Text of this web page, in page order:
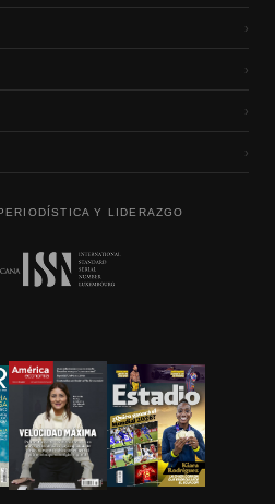
›
›
›
›
Y LIDERAZGO